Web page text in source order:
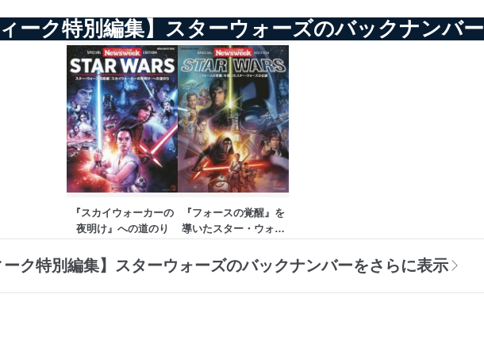
ィーク特別編集】スターウォーズのバックナンバー
『スカイウォーカーの
夜明け』への道のり
『フォースの覚醒』を
導いたスター・ウォー
ーク特別編集】スターウォーズのバックナンバーをさらに表示